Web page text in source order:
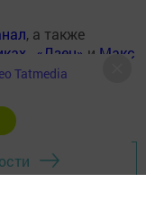
, а также
«Дзен» и Макс
Tatmedia